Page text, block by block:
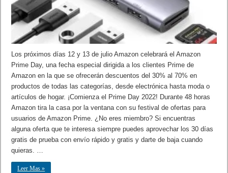
Los próximos días 12 y 13 de julio Amazon celebrará el Amazon
Prime Day, una fecha especial dirigida a los clientes Prime de
Amazon en la que se ofrecerán descuentos del 30% al 70% en
productos de todas las categorías, desde electrónica hasta moda o
artículos de hogar. ¡Comienza el Prime Day 2022! Durante 48 horas
Amazon tira la casa por la ventana con su festival de ofertas para
usuarios de Amazon Prime. ¿No eres miembro? Si encuentras
alguna oferta que te interesa siempre puedes aprovechar los 30 días
gratis de prueba con envío rápido y gratis y darte de baja cuando
quieras. …
Leer Mas »